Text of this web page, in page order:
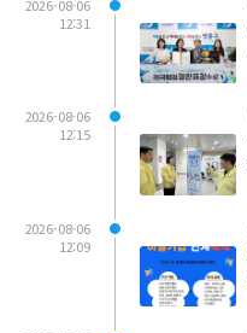
2026-08-06
12:31
2026-08-06
12:15
2026-08-06
12:09